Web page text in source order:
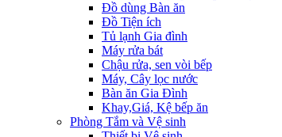
Đồ dùng Bàn ăn
Đồ Tiện ích
Tủ lạnh Gia đình
Máy rửa bát
Chậu rửa, sen vòi bếp
Máy, Cây lọc nước
Bàn ăn Gia Đình
Khay,Giá, Kệ bếp ăn
Phòng Tắm và Vệ sinh